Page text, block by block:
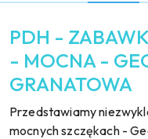
PDH -
- MOCNA -
GRANATOWA
Przedstawiamy
mocnych szczękach -